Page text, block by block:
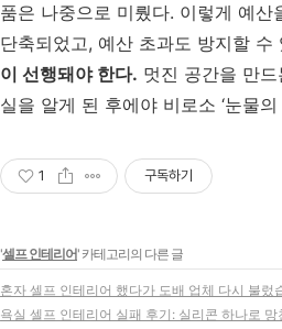
품은 나중으로 미뤘다. 이렇게 예산
단축되었고, 예산 초과도 방지할 수
이 선행돼야 한다. 멋진 공간을 만
실을 알게 된 후에야 비로소 ‘눈물
1 구독하기
'셀프 인테리어' 카테고리의 다른 글
혼자 셀프 인테리어 했다가 도배 업체 다시 불렀
욕실 셀프 인테리어 실패 후기: 실리콘 하나로 망